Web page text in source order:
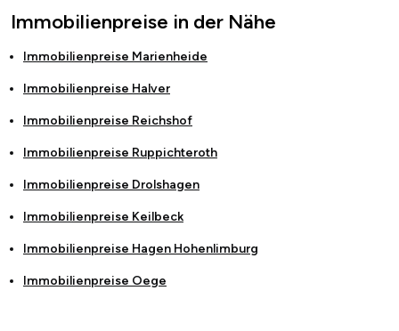
Immobilienpreise in der Nähe
Immobilienpreise Marienheide
Immobilienpreise Halver
Immobilienpreise Reichshof
Immobilienpreise Ruppichteroth
Immobilienpreise Drolshagen
Immobilienpreise Keilbeck
Immobilienpreise Hagen Hohenlimburg
Immobilienpreise Oege